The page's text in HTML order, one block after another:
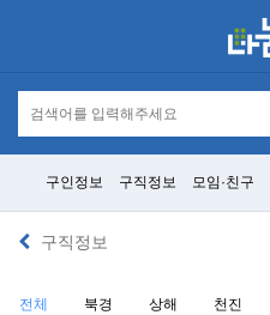
구인정보 구직정보 모임·친구
구직정보
전체 북경 상해 천진